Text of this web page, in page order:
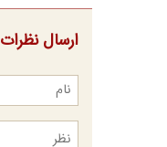
ارسال نظرات